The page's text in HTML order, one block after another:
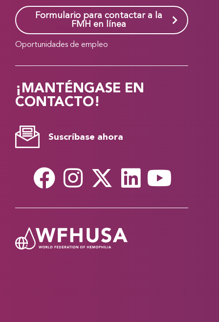
Formulario para contactar a la
FMH en línea
Oportunidades de empleo
¡MANTÉNGASE EN
CONTACTO!
Suscríbase ahora